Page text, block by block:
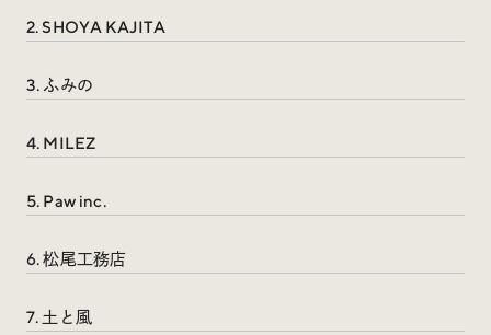
AboutNewsContact
Trend Tags
#Podcast
2. SHOYA KAJITA
3. ふみの
4. MILEZ
5. Paw inc.
6. 松尾工務店
7. 土と風